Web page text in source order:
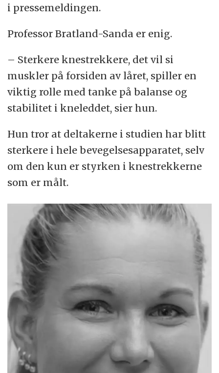
i pressemeldingen.
Professor Bratland-Sanda er enig.
– Sterkere knestrekkere, det vil si
muskler på forsiden av låret, spiller en
viktig rolle med tanke på balanse og
stabilitet i kneleddet, sier hun.
Hun tror at deltakerne i studien har blitt
sterkere i hele bevegelsesapparatet, selv
om den kun er styrken i knestrekkerne
som er målt.